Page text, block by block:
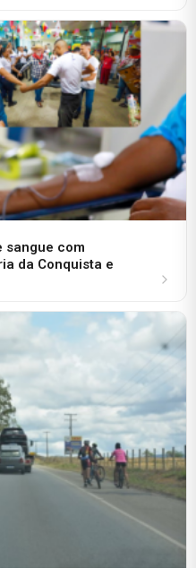
sangue com
da Conquista e